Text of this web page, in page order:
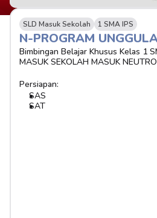
SLD Masuk Sekolah 1 SMA IPS
N-PROGRAM
Bimbingan Belajar Khusus Kelas 1
MASUK SEKOLAH MASUK
Persiapan:
SAS
SAT